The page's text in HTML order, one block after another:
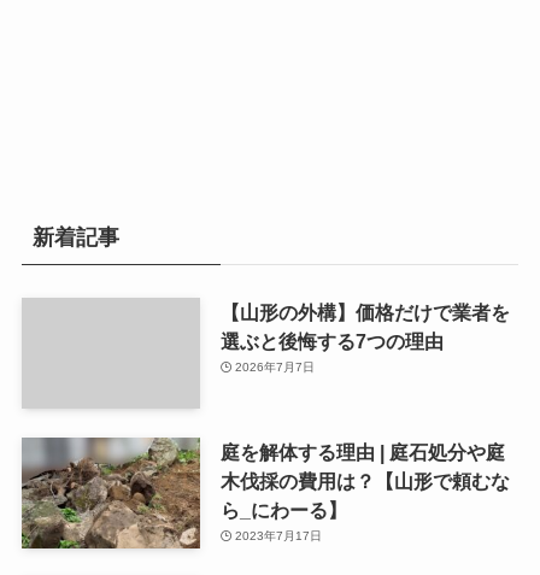
新着記事
【山形の外構】価格だけで業者を
選ぶと後悔する7つの理由
2026年7月7日
庭を解体する理由 | 庭石処分や庭
木伐採の費用は？【山形で頼むな
ら_にわーる】
2023年7月17日